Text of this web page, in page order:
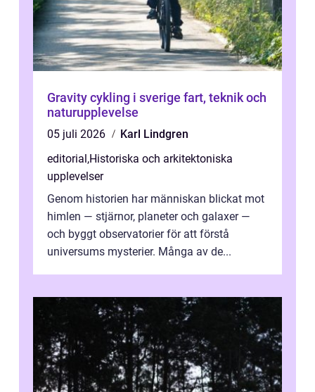
Gravity cykling i sverige fart, teknik och
naturupplevelse
05 juli 2026
Karl Lindgren
editorial,Historiska och arkitektoniska
upplevelser
Genom historien har människan blickat mot
himlen — stjärnor, planeter och galaxer —
och byggt observatorier för att förstå
universums mysterier. Många av de...